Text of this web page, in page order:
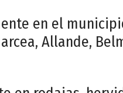
en el
Allande,